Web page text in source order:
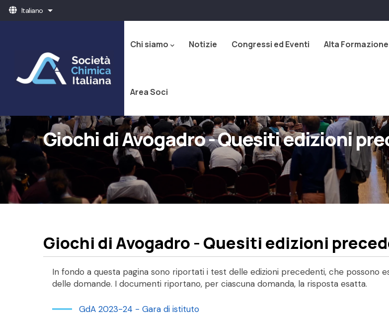
Salta Italiano Mostra ulteriori azioni
principale
Chi siamo Notizie Congressi ed Eventi Alta Formazione
Area Soci
Giochi di Avogadro - Quesiti edizioni
Giochi di Avogadro - Quesiti edizioni
In fondo a questa pagina sono riportati i test delle edizioni precedenti, che possono
delle domande. I documenti riportano, per ciascuna domanda, la risposta esatta.
GdA 2023-24 - Gara di istituto